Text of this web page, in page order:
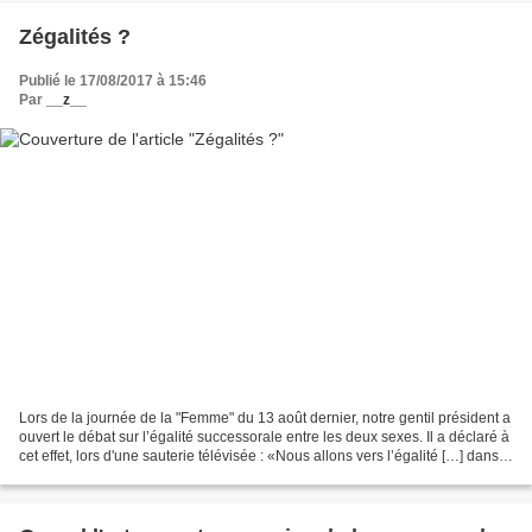
Zégalités ?
Publié le 17/08/2017 à 15:46
Par
__z__
Lors de la journée de la "Femme" du 13 août dernier, notre gentil président a
ouvert le débat sur l’égalité successorale entre les deux sexes. Il a déclaré à
cet effet, lors d'une sauterie télévisée : «Nous allons vers l’égalité […] dans